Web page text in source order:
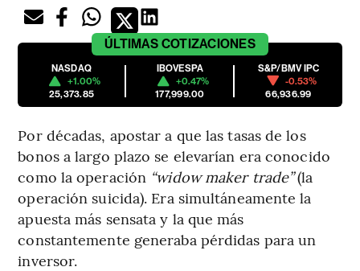
ÚLTIMAS COTIZACIONES
NASDAQ
+1.00%
25,373.85
IBOVESPA
+0.47%
177,999.00
S&P/BMV IPC
-0.53%
66,936.99
Por décadas, apostar a que las tasas de los
bonos a largo plazo se elevarían era conocido
como la operación “widow maker trade”(la
operación suicida). Era simultáneamente la
apuesta más sensata y la que más
constantemente generaba pérdidas para un
inversor.